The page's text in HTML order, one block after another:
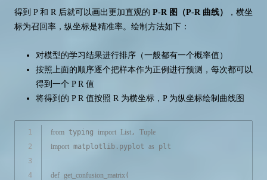
得到 P 和 R 后就可以画出更加直观的 P-R 图（P-R 曲线）
，横坐
标为召回率，纵坐标是精准率。绘制方法如下：
对模型的学习结果进行排序（一般都有一个概率值）
按照上面的顺序逐个把样本作为正例进行预测，每次都可以
得到一个 P R 值
将得到的 P R 值按照 R 为横坐标，P 为纵坐标绘制曲线图
1
2
3
4
from typing import List , Tuple
import matplotlib.pyplot as plt
def get_confusion_matrix(